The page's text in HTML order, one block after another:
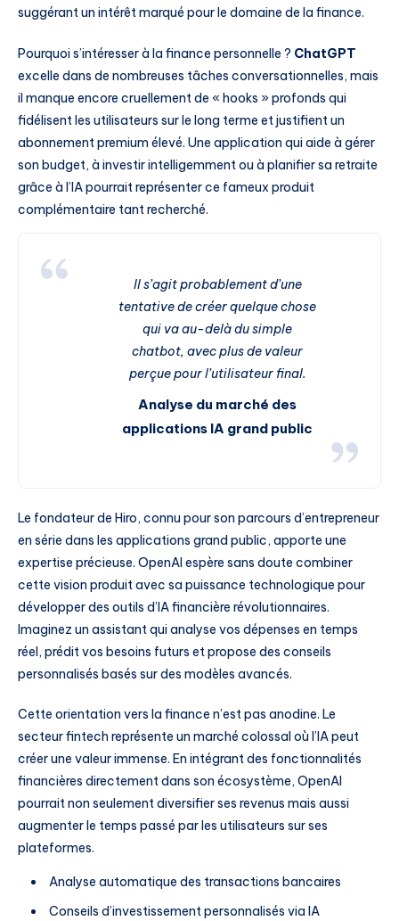
suggérant un intérêt marqué pour le domaine de la finance.
Pourquoi s’intéresser à la finance personnelle ? ChatGPT
excelle dans de nombreuses tâches conversationnelles, mais
il manque encore cruellement de « hooks » profonds qui
fidélisent les utilisateurs sur le long terme et justifient un
abonnement premium élevé. Une application qui aide à gérer
son budget, à investir intelligemment ou à planifier sa retraite
grâce à l’IA pourrait représenter ce fameux produit
complémentaire tant recherché.
Il s’agit probablement d’une
tentative de créer quelque chose
qui va au-delà du simple
chatbot, avec plus de valeur
perçue pour l’utilisateur final.
Analyse du marché des
applications IA grand public
Le fondateur de Hiro, connu pour son parcours d’entrepreneur
en série dans les applications grand public, apporte une
expertise précieuse. OpenAI espère sans doute combiner
cette vision produit avec sa puissance technologique pour
développer des outils d’IA financière révolutionnaires.
Imaginez un assistant qui analyse vos dépenses en temps
réel, prédit vos besoins futurs et propose des conseils
personnalisés basés sur des modèles avancés.
Cette orientation vers la finance n’est pas anodine. Le
secteur fintech représente un marché colossal où l’IA peut
créer une valeur immense. En intégrant des fonctionnalités
financières directement dans son écosystème, OpenAI
pourrait non seulement diversifier ses revenus mais aussi
augmenter le temps passé par les utilisateurs sur ses
plateformes.
Analyse automatique des transactions bancaires
Conseils d’investissement personnalisés via IA